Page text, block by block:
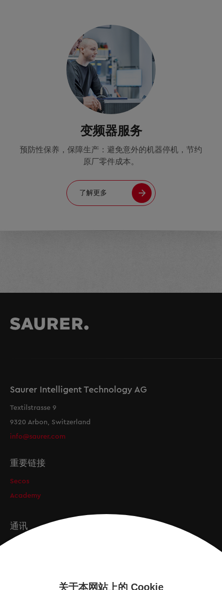
变频器服务
预防性保养，保障生产：避免意外的机器停机，节约
原厂零件成本。
了解更多
Saurer Intelligent Technology AG
Textilstrasse 9
9320 Arbon, Switzerland
info@saurer.com
重要链接
Secos
Academy
通讯
关于本网站上的 Cookie